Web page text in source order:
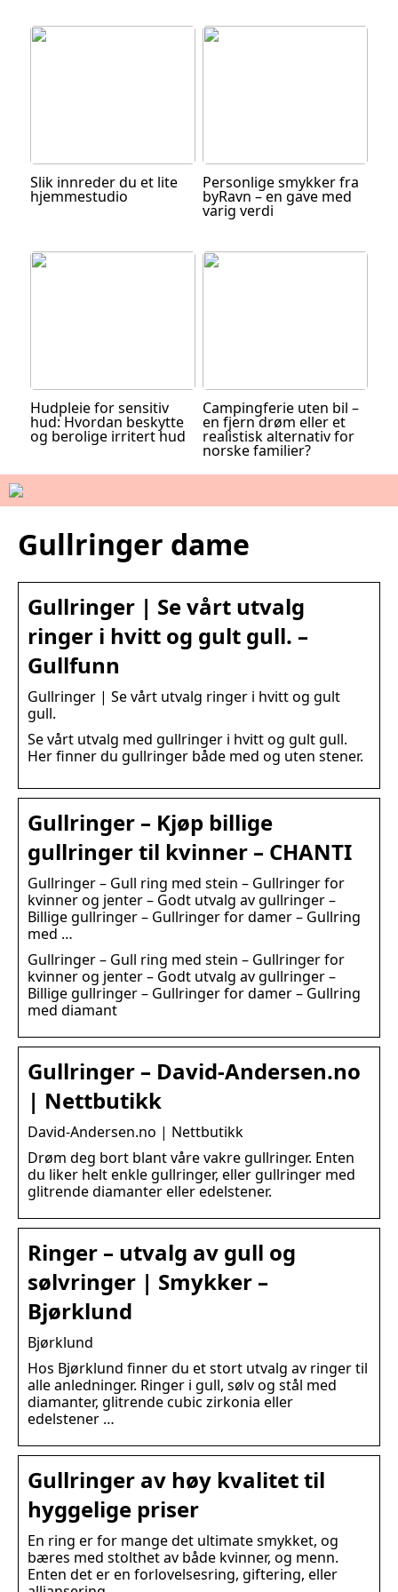
Slik innreder du et lite
hjemmestudio
Personlige smykker fra
byRavn – en gave med
varig verdi
Hudpleie for sensitiv
hud: Hvordan beskytte
og berolige irritert hud
Campingferie uten bil –
en fjern drøm eller et
realistisk alternativ for
norske familier?
Gullringer dame
Gullringer | Se vårt utvalg
ringer i hvitt og gult gull. –
Gullfunn
Gullringer | Se vårt utvalg ringer i hvitt og gult
gull.
Se vårt utvalg med gullringer i hvitt og gult gull.
Her finner du gullringer både med og uten stener.
Gullringer – Kjøp billige
gullringer til kvinner – CHANTI
Gullringer – Gull ring med stein – Gullringer for
kvinner og jenter – Godt utvalg av gullringer –
Billige gullringer – Gullringer for damer – Gullring
med …
Gullringer – Gull ring med stein – Gullringer for
kvinner og jenter – Godt utvalg av gullringer –
Billige gullringer – Gullringer for damer – Gullring
med diamant
Gullringer – David-Andersen.no
| Nettbutikk
David-Andersen.no | Nettbutikk
Drøm deg bort blant våre vakre gullringer. Enten
du liker helt enkle gullringer, eller gullringer med
glitrende diamanter eller edelstener.
Ringer – utvalg av gull og
sølvringer | Smykker –
Bjørklund
Bjørklund
Hos Bjørklund finner du et stort utvalg av ringer til
alle anledninger. Ringer i gull, sølv og stål med
diamanter, glitrende cubic zirkonia eller
edelstener …
Gullringer av høy kvalitet til
hyggelige priser
En ring er for mange det ultimate smykket, og
bæres med stolthet av både kvinner, og menn.
Enten det er en forlovelsesring, giftering, eller